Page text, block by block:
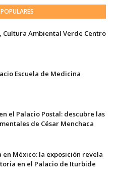
Cultura Ambiental Verde Centro
Escuela de Medicina
el Palacio Postal: descubre las
de César Menchaca
en México: la exposición revela
en el Palacio de Iturbide